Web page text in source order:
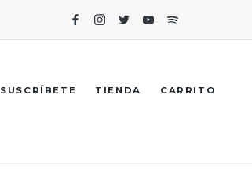
FacebookInstagram
TwitterYoutubeSpotify
SUSCRÍBETE TIENDA CARRITO